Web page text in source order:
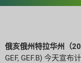
俄亥俄州特拉华州（
GEF, GEF.B) 今天宣